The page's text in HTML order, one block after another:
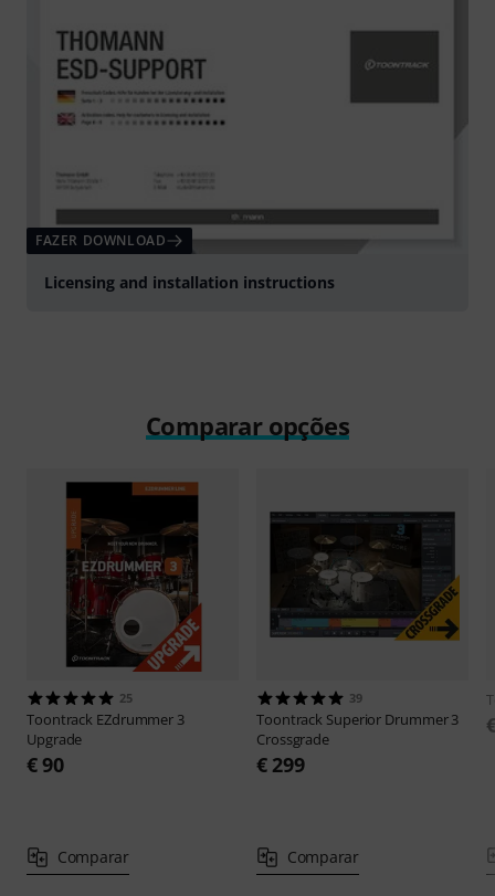
FAZER DOWNLOAD
Licensing and installation instructions
Comparar opções
25
Toontrack EZdrummer 3
Upgrade
€ 90
Comparar
39
Toontrack Superior Drummer 3
Crossgrade
€ 299
Comparar